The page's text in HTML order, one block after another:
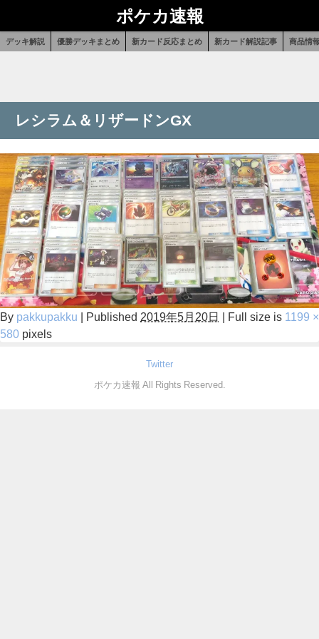
ポケカ速報
デッキ解説 優勝デッキまとめ 新カード反応まとめ 新カード解説記事 商品情
レシラム＆リザードンGX
By pakkupakku Published 2019年5月20日 Full size is 1199 ×
580 pixels
Twitter
ポケカ速報 All Rights Reserved.